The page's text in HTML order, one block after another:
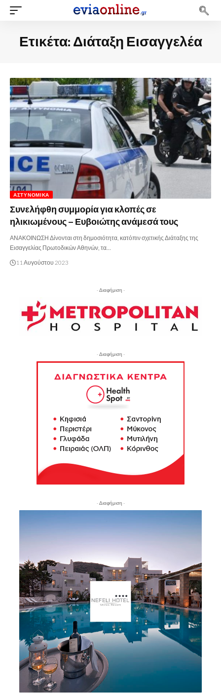
Ετικέτα: Διάταξη Εισαγγελέα
ΑΣΤΥΝΟΜΙΚΆ
Συνελήφθη συμμορία για κλοπές σε
ηλικιωμένους – Ευβοιώτης ανάμεσά τους
ΑΝΑΚΟΙΝΩΣΗ Δίνονται στη δημοσιότητα, κατόπιν σχετικής Διάταξης της
Εισαγγελίας Πρωτοδικών Αθηνών, τα…
11 Αυγούστου 2023
- Διαφήμιση -
- Διαφήμιση -
- Διαφήμιση -